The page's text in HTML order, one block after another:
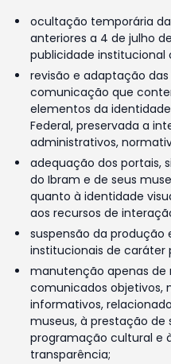
ocultação temporária
anteriores a 4 de julho
publicidade institucional
revisão e adaptação
comunicação que
elementos da
Federal, preservada a
administrativos,
adequação dos portais,
do Ibram e de seus
quanto à identidade
aos recursos de
suspensão da
institucionais de caráter
manutenção apenas de
comunicados objetivos,
informativos,
museus, à prestação de
programação cultural e
transparência;